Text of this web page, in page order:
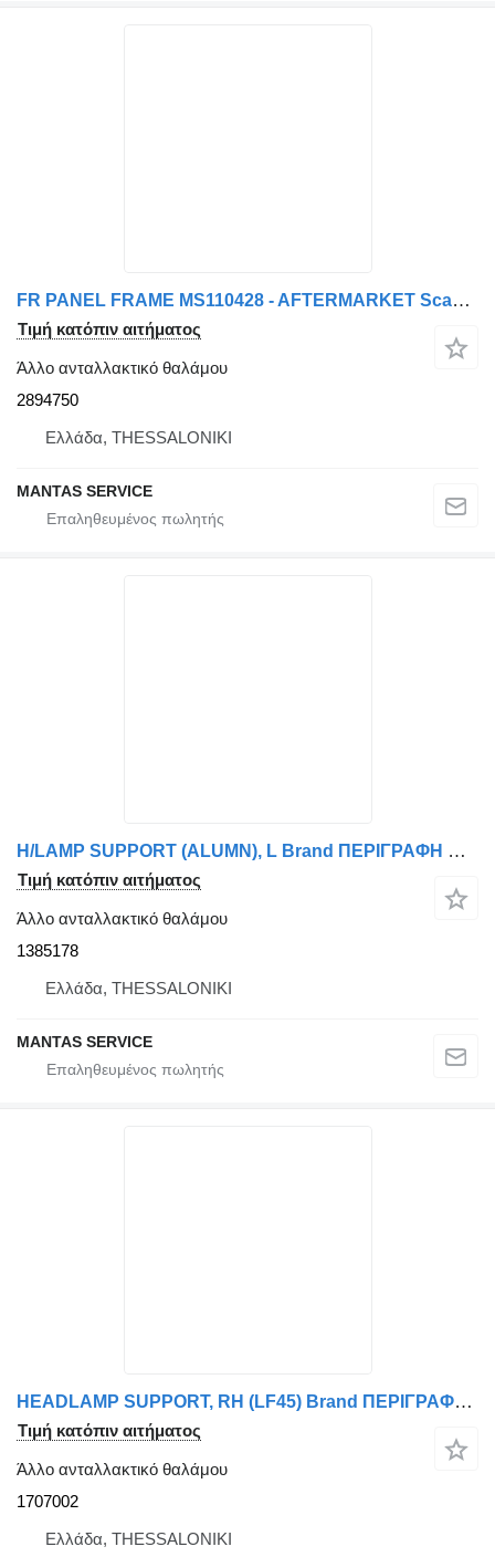
FR PANEL FRAME MS110428 - AFTERMARKET Scania ΠΛΑΙΣΙΟ ΠΑΝΕΛ FR MS110428 - AFTERMARKET 2894750
Τιμή κατόπιν αιτήματος
Άλλο ανταλλακτικό θαλάμου
2894750
Ελλάδα, THESSALONIKI
MANTAS SERVICE
H/LAMP SUPPORT (ALUMN), L Brand ΠΕΡΙΓΡΑΦΗ MS150166 - AFTERMARKET 1385178
Τιμή κατόπιν αιτήματος
Άλλο ανταλλακτικό θαλάμου
1385178
Ελλάδα, THESSALONIKI
MANTAS SERVICE
HEADLAMP SUPPORT, RH (LF45) Brand ΠΕΡΙΓΡΑΦΗ MS150266 - AFTERMARKET 1707002
Τιμή κατόπιν αιτήματος
Άλλο ανταλλακτικό θαλάμου
1707002
Ελλάδα, THESSALONIKI